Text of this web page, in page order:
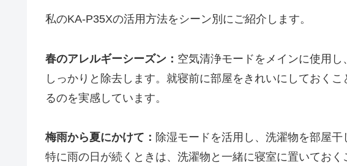
私のKA-P35Xの活用方法をシーン別にご紹介します。
春のアレルギーシーズン： 空気清浄モードをメインに使用
しっかりと除去します。就寝前に部屋をきれいにしておく
るのを実感しています。
梅雨から夏にかけて： 除湿モードを活用し、洗濯物を部屋干
特に雨の日が続くときは、洗濯物と一緒に寝室に置いてお